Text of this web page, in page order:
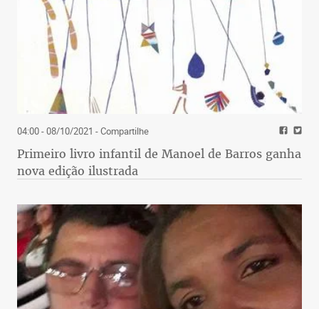
04:00 - 08/10/2021 - Compartilhe
Primeiro livro infantil de Manoel de Barros ganha
nova edição ilustrada